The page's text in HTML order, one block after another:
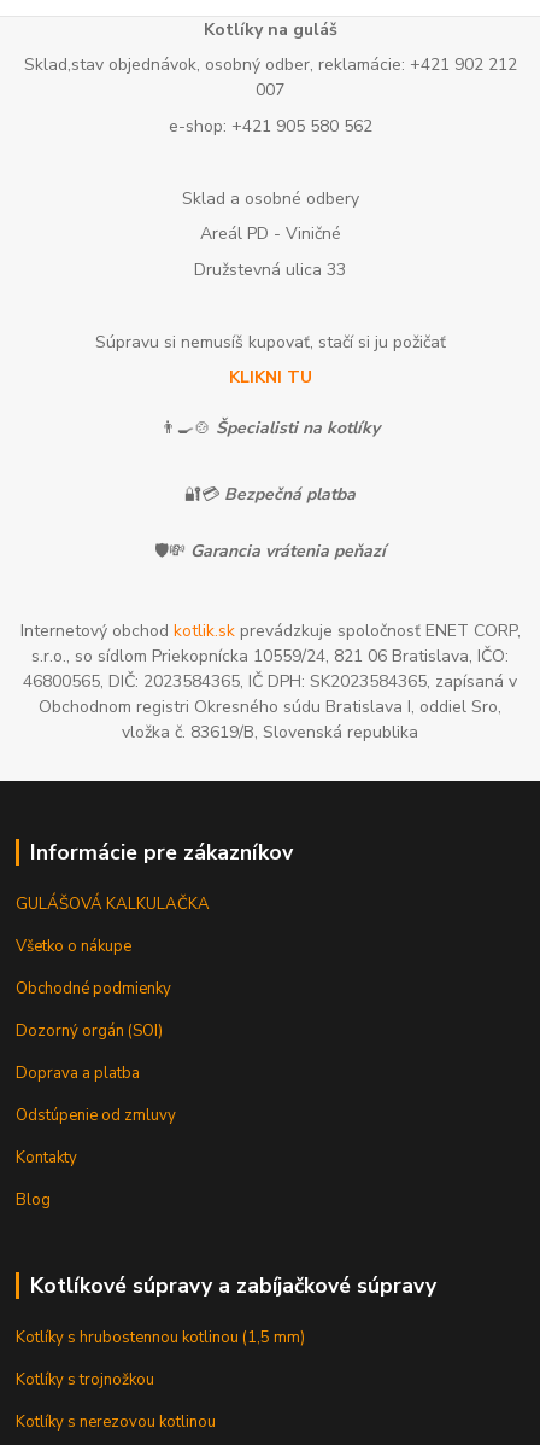
Kotlíky na guláš
Sklad,stav objednávok, osobný odber, reklamácie: +421 902 212
007
e-shop: +421 905 580 562
Sklad a osobné odbery
Areál PD - Viničné
Družstevná ulica 33
Súpravu si nemusíš kupovať, stačí si ju požičať
KLIKNI TU
👨‍🍳🍲 Špecialisti na kotlíky
🔐💳 Bezpečná platba
🛡️💸 Garancia vrátenia peňazí
Internetový obchod kotlik.skprevádzkuje spoločnosť ENET CORP,
s.r.o., so sídlom Priekopnícka 10559/24, 821 06 Bratislava, IČO:
46800565, DIČ: 2023584365, IČ DPH: SK2023584365, zapísaná v
Obchodnom registri Okresného súdu Bratislava I, oddiel Sro,
vložka č. 83619/B, Slovenská republika
Informácie pre zákazníkov
GULÁŠOVÁ KALKULAČKA
Všetko o nákupe
Obchodné podmienky
Dozorný orgán (SOI)
Doprava a platba
Odstúpenie od zmluvy
Kontakty
Blog
Kotlíkové súpravy a zabíjačkové súpravy
Kotlíky s hrubostennou kotlinou (1,5 mm)
Kotlíky s trojnožkou
Kotlíky s nerezovou kotlinou